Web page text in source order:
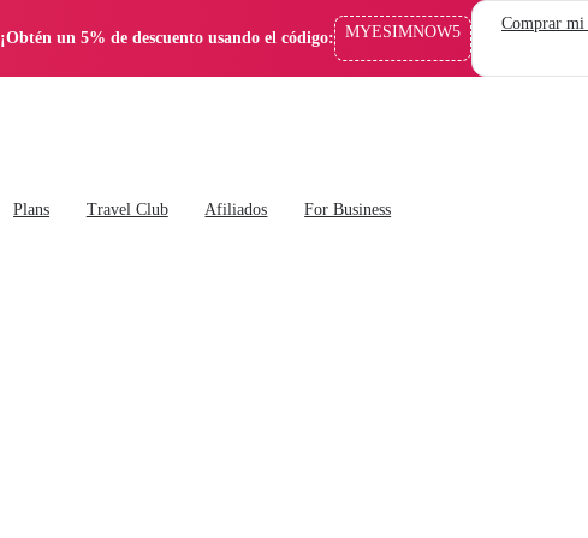
¡Obtén un 5% de descuento usando el código: MYESIMNOW5 Comprar
Plans Travel Club Afiliados For Business